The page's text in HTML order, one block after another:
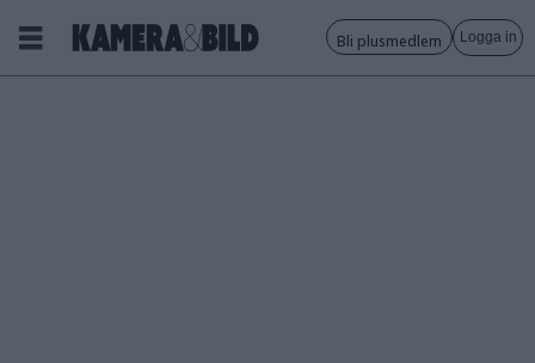
Bli plusmedlem Logga in